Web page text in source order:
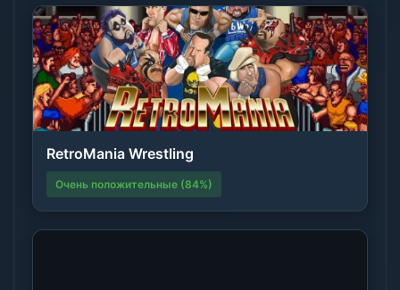
RetroMania Wrestling
Очень положительные (84%)